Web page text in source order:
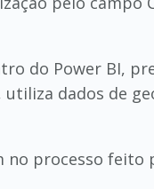
do Power BI,
dados de
no processo